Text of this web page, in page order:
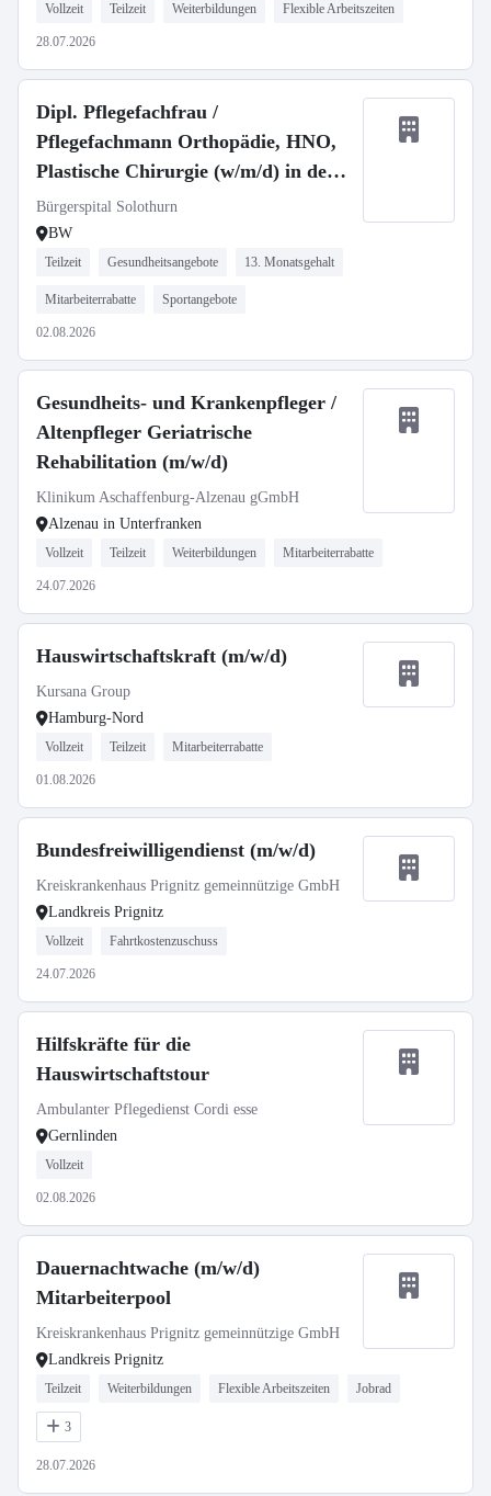
Vollzeit Teilzeit Weiterbildungen Flexible Arbeitszeiten
28.07.2026
Dipl. Pflegefachfrau /
Pflegefachmann Orthopädie, HNO,
Plastische Chirurgie (w/m/d) in der
Schweiz
Bürgerspital Solothurn
BW
Teilzeit Gesundheitsangebote 13. Monatsgehalt
Mitarbeiterrabatte Sportangebote
02.08.2026
Gesundheits- und Krankenpfleger /
Altenpfleger Geriatrische
Rehabilitation (m/w/d)
Klinikum Aschaffenburg-Alzenau gGmbH
Alzenau in Unterfranken
Vollzeit Teilzeit Weiterbildungen Mitarbeiterrabatte
24.07.2026
Hauswirtschaftskraft (m/w/d)
Kursana Group
Hamburg-Nord
Vollzeit Teilzeit Mitarbeiterrabatte
01.08.2026
Bundesfreiwilligendienst (m/w/d)
Kreiskrankenhaus Prignitz gemeinnützige GmbH
Landkreis Prignitz
Vollzeit Fahrtkostenzuschuss
24.07.2026
Hilfskräfte für die
Hauswirtschaftstour
Ambulanter Pflegedienst Cordi esse
Gernlinden
Vollzeit
02.08.2026
Dauernachtwache (m/w/d)
Mitarbeiterpool
Kreiskrankenhaus Prignitz gemeinnützige GmbH
Landkreis Prignitz
Teilzeit Weiterbildungen Flexible Arbeitszeiten Jobrad
3
28.07.2026